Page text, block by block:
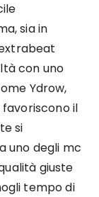
sia in
con uno
Ydrow,
il
si
uno degli mc
giuste
tempo di